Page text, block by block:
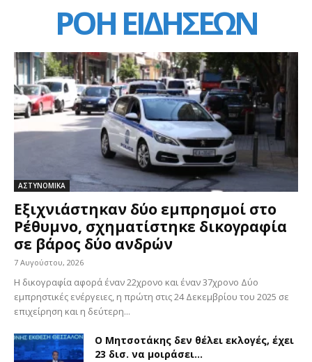
ΡΟΗ ΕΙΔΗΣΕΩΝ
ΑΣΤΥΝΟΜΙΚΑ
Εξιχνιάστηκαν δύο εμπρησμοί στο
Ρέθυμνο, σχηματίστηκε δικογραφία
σε βάρος δύο ανδρών
7 Αυγούστου, 2026
Η δικογραφία αφορά έναν 22χρονο και έναν 37χρονο Δύο
εμπρηστικές ενέργειες, η πρώτη στις 24 Δεκεμβρίου του 2025 σε
επιχείρηση και η δεύτερη...
Ο Μητσοτάκης δεν θέλει εκλογές, έχει
23 δισ. να μοιράσει…